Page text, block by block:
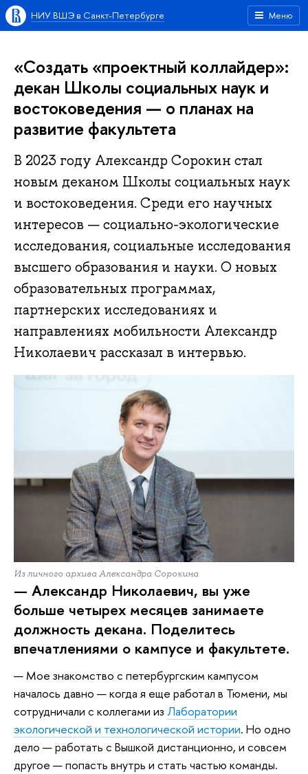
Меню
НИУ ВШЭ в Санкт-Петербурге
«Создать «проектный коллайдер»:
декан Школы социальных наук и
востоковедения — о планах на
развитие факультета
В 2023 году Александр Сорокин стал
новым деканом Школы социальных наук
и востоковедения. Среди его научных
интересов — социально-экологические
исследования, социальные исследования
высшего образования и науки. О новых
образовательных программах,
партнерских исследованиях и
направлениях мобильности Александр
Николаевич рассказал в интервью.
Из личного архива Александра Сорокина
— Александр Николаевич, вы уже
больше четырех месяцев занимаете
должность декана. Поделитесь
впечатлениями о кампусе и факультете.
— Мое знакомство с петербургским кампусом
началось давно — когда я еще работал в Тюмени, мы
сотрудничали с коллегами из Лаборатории
экологической и технологической истории. Но одно
дело — работать с Вышкой дистанционно, и совсем
другое — попасть внутрь и стать частью команды.